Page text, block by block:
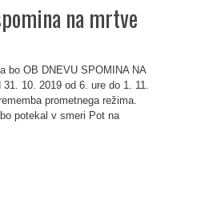
na mrtve
bo OB DNEVU SPOMINA NA
10. 2019 od 6. ure do 1. 11.
prometnega režima.
potekal v smeri Pot na